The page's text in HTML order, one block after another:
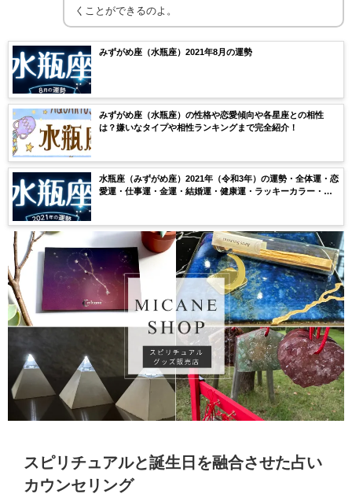
くことができるのよ。
みずがめ座（水瓶座）2021年8月の運勢
みずがめ座（水瓶座）の性格や恋愛傾向や各星座との相性
は？嫌いなタイプや相性ランキングまで完全紹介！
水瓶座（みずがめ座）2021年（令和3年）の運勢・全体運・恋
愛運・仕事運・金運・結婚運・健康運・ラッキーカラー・ラ
スピリチュアルと誕生日を融合させた占い
カウンセリング